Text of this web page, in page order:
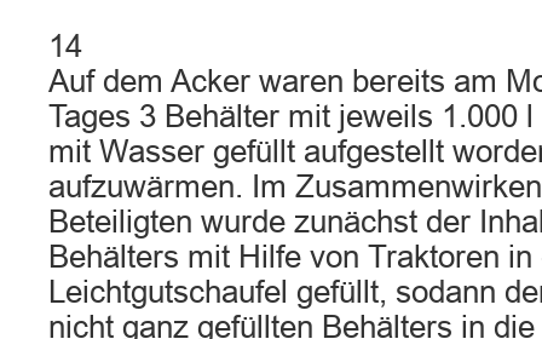
14
Auf dem Acker waren bereits am
Tages 3 Behälter mit jeweils 1.000
mit Wasser gefüllt aufgestellt
aufzuwärmen. Im
Beteiligten wurde zunächst der
Behälters mit Hilfe von Traktoren in
Leichtgutschaufel gefüllt, sodann
nicht ganz gefüllten Behälters in